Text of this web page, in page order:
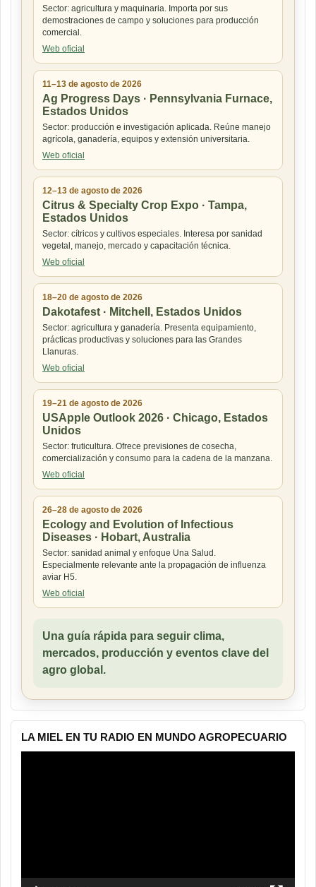
Sector: agricultura y maquinaria. Importa por sus
demostraciones de campo y soluciones para producción
comercial.
Web oficial
11–13 de agosto de 2026
Ag Progress Days · Pennsylvania Furnace,
Estados Unidos
Sector: producción e investigación aplicada. Reúne manejo
agrícola, ganadería, equipos y extensión universitaria.
Web oficial
12–13 de agosto de 2026
Citrus & Specialty Crop Expo · Tampa,
Estados Unidos
Sector: cítricos y cultivos especiales. Interesa por sanidad
vegetal, manejo, mercado y capacitación técnica.
Web oficial
18–20 de agosto de 2026
Dakotafest · Mitchell, Estados Unidos
Sector: agricultura y ganadería. Presenta equipamiento,
prácticas productivas y soluciones para las Grandes
Llanuras.
Web oficial
19–21 de agosto de 2026
USApple Outlook 2026 · Chicago, Estados
Unidos
Sector: fruticultura. Ofrece previsiones de cosecha,
comercialización y consumo para la cadena de la manzana.
Web oficial
26–28 de agosto de 2026
Ecology and Evolution of Infectious
Diseases · Hobart, Australia
Sector: sanidad animal y enfoque Una Salud.
Especialmente relevante ante la propagación de influenza
aviar H5.
Web oficial
Una guía rápida para seguir clima,
mercados, producción y eventos clave del
agro global.
LA MIEL EN TU RADIO EN MUNDO AGROPECUARIO